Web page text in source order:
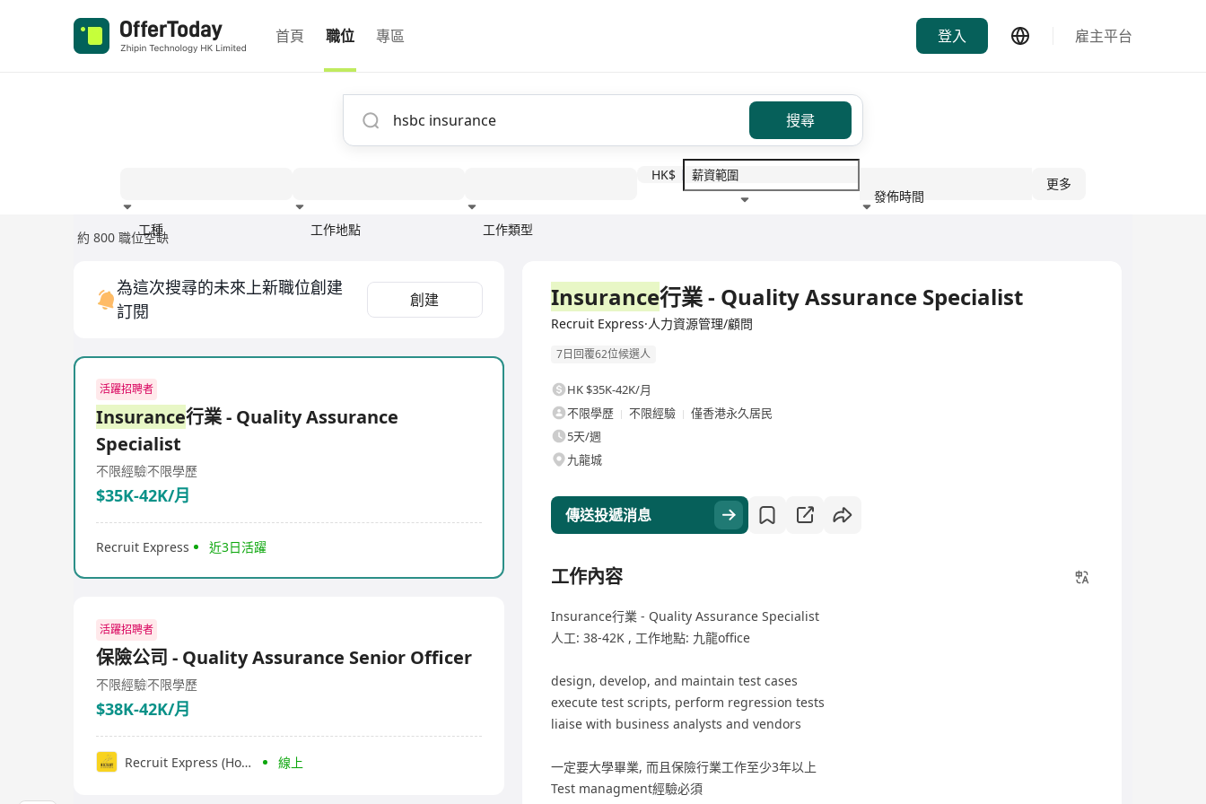
首頁 職位 專區 登入 雇主平台
搜尋
工種 工作地點 工作類型
HK$
發佈時間
更多
約 800 職位空缺
為這次搜尋的未來上新職位創建
訂閱
創建
活躍招聘者
Insurance行業 - Quality Assurance
Specialist
不限經驗不限學歷
$35K-42K/月
Recruit Express 近3日活躍
活躍招聘者
保險公司 - Quality Assurance Senior Officer
不限經驗不限學歷
$38K-42K/月
Recruit Express (Hong Kong) Limited 線上
Insurance行業 - Quality Assurance Specialist
Recruit Express·人力資源管理/顧問
7日回覆62位候選人
HK $35K-42K/月
不限學歷
不限經驗
僅香港永久居民
5天/週
九龍城
傳送投遞消息
工作內容
Insurance行業 - Quality Assurance Specialist
人工: 38-42K , 工作地點: 九龍office
design, develop, and maintain test cases
execute test scripts, perform regression tests
liaise with business analysts and vendors
一定要大學畢業, 而且保險行業工作至少3年以上
Test managment經驗必須